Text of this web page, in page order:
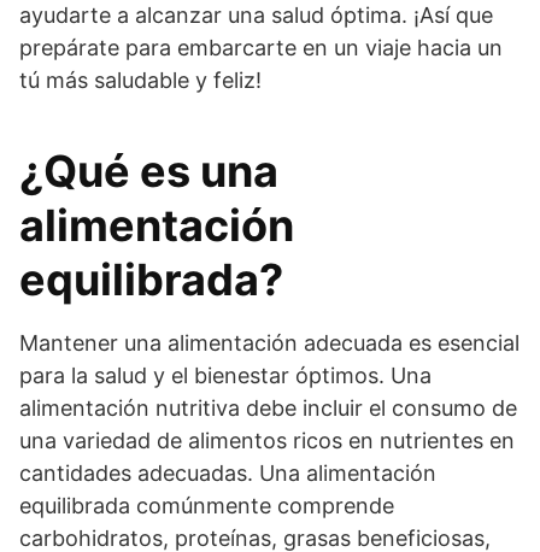
ayudarte a alcanzar una salud óptima. ¡Así que
prepárate para embarcarte en un viaje hacia un
tú más saludable y feliz!
¿Qué es una
alimentación
equilibrada?
Mantener una alimentación adecuada es esencial
para la salud y el bienestar óptimos. Una
alimentación nutritiva debe incluir el consumo de
una variedad de alimentos ricos en nutrientes en
cantidades adecuadas. Una alimentación
equilibrada comúnmente comprende
carbohidratos, proteínas, grasas beneficiosas,